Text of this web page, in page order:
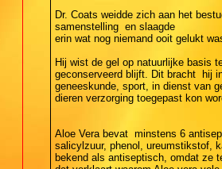
Dr. Coats weidde zich aan het
samenstelling en slaagde
erin wat nog niemand ooit gelukt
Hij wist de gel op natuurlijke basis
geconserveerd blijft. Dit bracht hij
geneeskunde, sport, in dienst van
dieren verzorging toegepast kon
Aloe Vera bevat minstens 6
salicylzuur, phenol, ureumstikstof,
bekend als antiseptisch, omdat ze